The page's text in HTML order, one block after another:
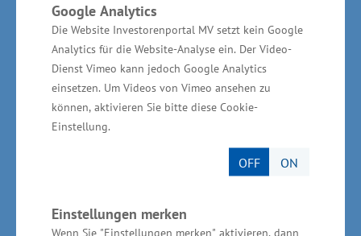
Google Analytics
Die Website Investorenportal MV setzt kein Google
Analytics für die Website-Analyse ein. Der Video-
Dienst Vimeo kann jedoch Google Analytics
einsetzen. Um Videos von Vimeo ansehen zu
können, aktivieren Sie bitte diese Cookie-
Einstellung.
OFF ON
Einstellungen merken
Wenn Sie "Einstellungen merken" aktivieren, dann
www.leka-mv.dezu finden. Die Aufzeichnungen
der bisherigen Schulungen und Online-
Stammtische stehen unterwww.leka-
mv.de/mediathekbereit.
Über die Landesenergie- und
(LEKA MV):